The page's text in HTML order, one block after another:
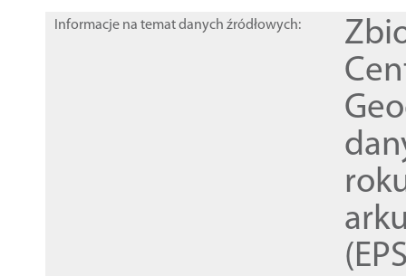
Informacje na temat danych źródłowych: